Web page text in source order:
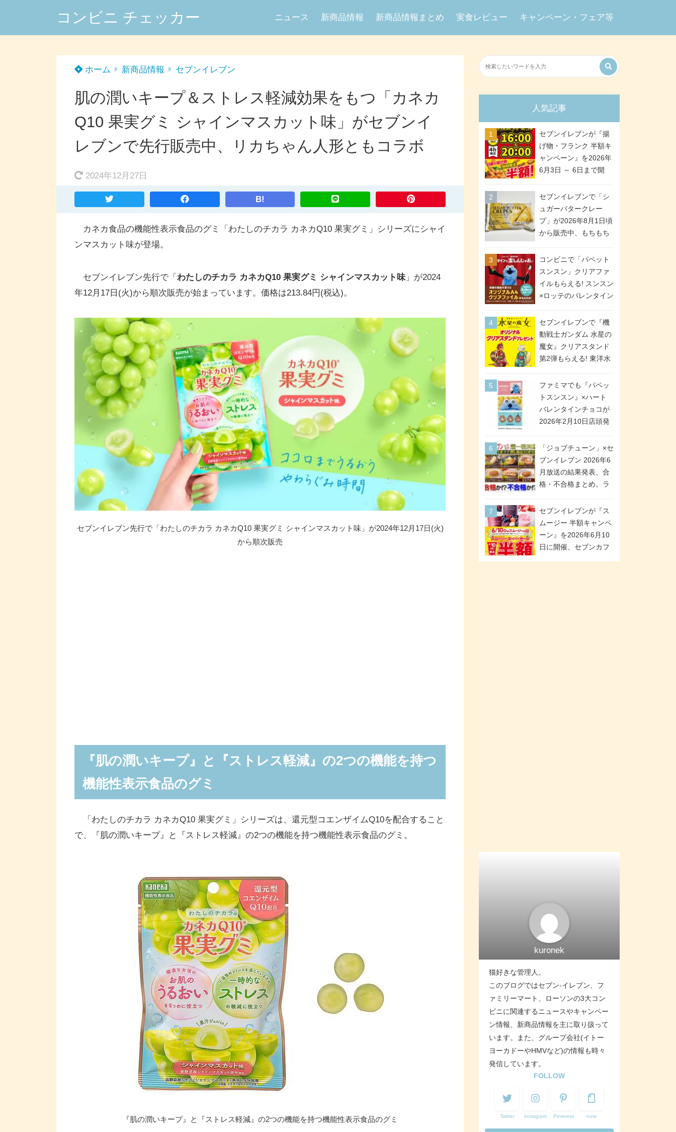
コンビニ チェッカー ニュース 新商品情報 新商品情報まとめ 実食レビュー キャンペーン・フェア等
ホーム 新商品情報 セブンイレブン
肌の潤いキープ＆ストレス軽減効果をもつ「カネカ
Q10 果実グミ シャインマスカット味」がセブンイ
レブンで先行販売中、リカちゃん人形ともコラボ
2024年12月27日
B!
カネカ食品の機能性表示食品のグミ「わたしのチカラ カネカQ10 果実グミ」シリーズにシャイ
ンマスカット味が登場。
セブンイレブン先行で「 わたしのチカラ カネカQ10 果実グミ シャインマスカット味」が2024
年12月17日(火)から順次販売が始まっています。価格は213.84円(税込)。
セブンイレブン先行で「わたしのチカラ カネカQ10 果実グミ シャインマスカット味」が2024年12月17日(火)
から順次販売
『肌の潤いキープ』と『ストレス軽減』の2つの機能を持つ
機能性表示食品のグミ
「わたしのチカラ カネカQ10 果実グミ」シリーズは、還元型コエンザイムQ10を配合すること
で、『肌の潤いキープ』と『ストレス軽減』の2つの機能を持つ機能性表示食品のグミ。
『肌の潤いキープ』と『ストレス軽減』の2つの機能を持つ機能性表示食品のグミ
人気記事
セブンイレブンが『揚
げ物・フランク 半額キ
ャンペーン』を2026年
6月3日 ～ 6日まで開
などが「揚げ物スーパ
ーセール」でお得に! 各
日16:00 ～ 20:00の4時
間限定で実施。ななチ
メリカンドッグが税抜
セブンイレブンで「シ
ュガーバタークレー
プ」が2026年8月1日頃
から販売中、もちもち
シュガー＆バターをレ
ンジアップで手軽に楽
しめる冷凍食品。2個入
り
コンビニで「パペット
スンスン」クリアファ
イルもらえる! スンスン
×ロッテのバレンタイン
スタート。セブン、フ
ァミマ、ローソンの3社
で異なるデザイン＆対
象商品
セブンイレブンで『機
動戦士ガンダム 水星の
魔女』クリアスタンド
第2弾もらえる! 東洋水
ペーンが2026年5月26
日スタート。浴衣＆た
ぬき・キツネ姿のスレ
ッタ / ミオリネ / グエ
号・5号) / シャディク
が全6種のクリアスタン
ドになって登場!
ファミマでも『パペッ
トスンスン』×ハート
バレンタインチョコが
2026年2月10日店頭発
チョコ」「チョコ缶」
「ツインギフト」が登
場
「ジョブチューン」×セ
ブンイレブン 2026年6
月放送の結果発表、合
格・不合格まとめ。ラ
合格「金のハンバー
グ」。満場一致合格数
は6商品、合格数は2商
品。TVerでの見逃し配
セブンイレブンが『ス
ムージー 半額キャンペ
ーン』を2026年6月10
日に開催、セブンカフ
kuronek
猫好きな管理人。
このブログではセブン-イレブン、フ
ァミリーマート、ローソンの3大コン
ビニに関連するニュースやキャンペー
ン情報、新商品情報を主に取り扱って
います。また、グループ会社(イトー
ヨーカドーやHMVなど)の情報も時々
発信しています。
FOLLOW
Twitter instagram Pinterest note